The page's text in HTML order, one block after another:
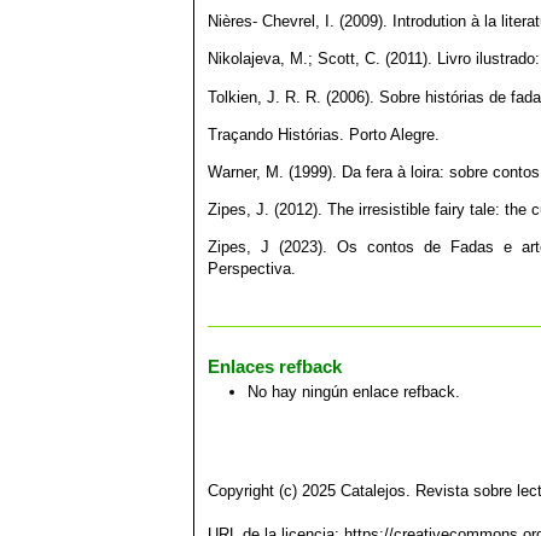
Nières- Chevrel, I. (2009). Introdution à la
Nikolajeva, M.; Scott, C. (2011). Livro
Tolkien, J. R. R. (2006). Sobre histórias de
Traçando Histórias. Porto Alegre.
Warner, M. (1999). Da fera à loira: sobre
Zipes, J. (2012). The irresistible fairy tale: the
Zipes, J (2023). Os contos de Fadas e
Perspectiva.
Enlaces refback
No hay ningún enlace refback.
Copyright (c) 2025 Catalejos. Revista sobre